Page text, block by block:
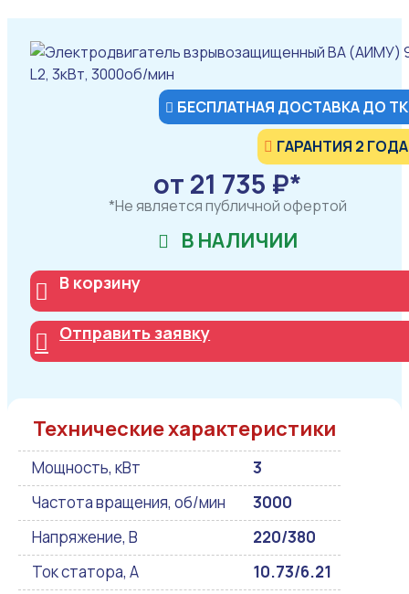
БЕСПЛАТНАЯ ДОСТАВКА ДО
ГАРАНТИЯ 2
от 21 735 ₽*
*Не является публичной офертой
В НАЛИЧИИ
В корзину
Отправить заявку
Технические характеристики
Мощность, кВт
3
Частота вращения, об/мин
3000
Напряжение, В
220/380
Ток статора, А
10.73/6.21